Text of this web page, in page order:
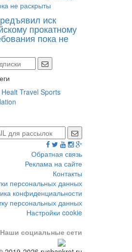
иск
прокатному
пока не
Healt Travel Sports
Обратная связь
Реклама на сайте
Контакты
персональных данных
конфиденциальности
персональных данных
Настройки cookie
Наши социальные сети